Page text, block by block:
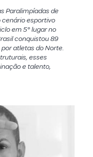
Paralimpíadas de
cenário esportivo
em 5° lugar no
conquistou 89
atletas do Norte.
esses
e talento,